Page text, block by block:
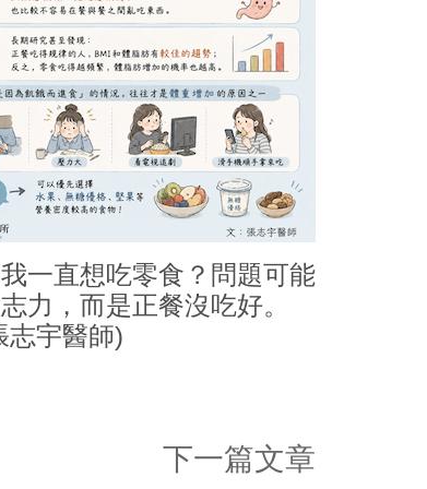
一直想吃零食？問題可能
力，而是正餐沒吃好。
志宇醫師)
下一篇文章